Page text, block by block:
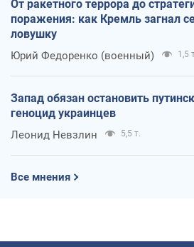
От ракетного террора до
поражения: как Кремль загнал
ловушку
Юрий Федоренко (военный) 1,5
Запад обязан остановить
геноцид украинцев
Леонид Невзлин 5,5 т.
Все мнения